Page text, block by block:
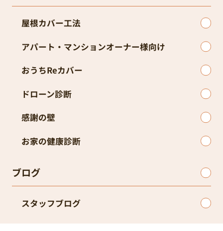
屋根カバー工法
アパート・マンションオーナー様向け
おうちReカバー
ドローン診断
感謝の壁
お家の健康診断
ブログ
スタッフブログ